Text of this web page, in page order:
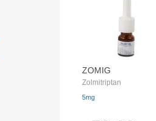
ZOMIG
Zolmitriptan
5mg